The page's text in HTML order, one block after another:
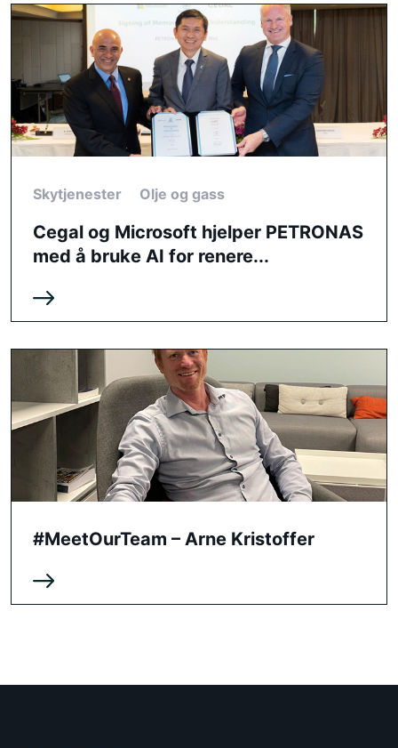
Skytjenester Olje og gass
Cegal og Microsoft hjelper PETRONAS
med å bruke AI for renere...
#MeetOurTeam – Arne Kristoffer